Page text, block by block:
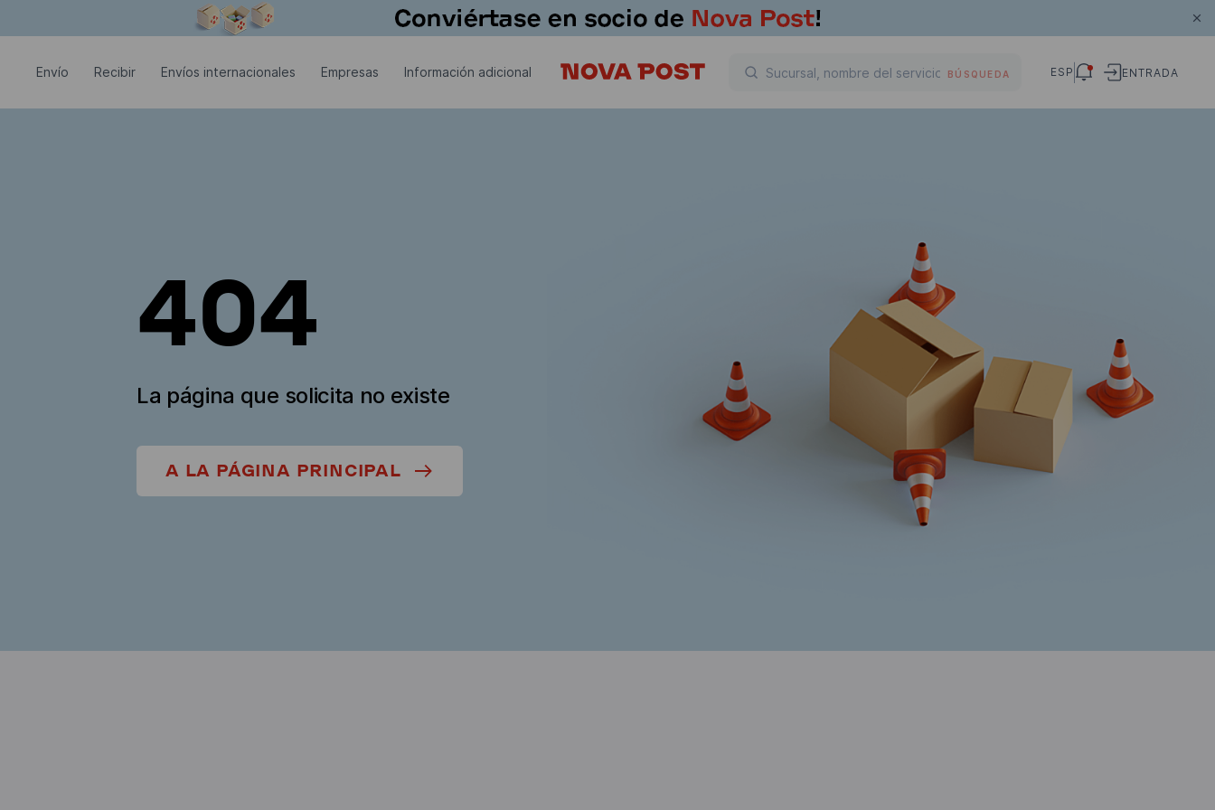
Envío Recibir Envíos internacionales Empresas Información adicional BÚSQUEDA ESP ENTRADA
404
La página que solicita no existe
A LA PÁGINA PRINCIPAL
La ventana modal está abierta